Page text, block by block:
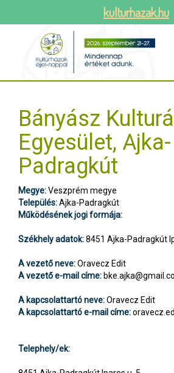
Bányász
Egyesület, Ajka-
Padragkút
Megye:Veszprém megye
Település:Ajka-Padragkút
Működésének jogi formája:
Székhely adatok:8451 Ajka-Padragkút
A vezető neve:Oravecz Edit
A vezető e-mail címe:
A kapcsolattartó neve:Oravecz Edit
A kapcsolattartó e-mail címe:
Telephely/ek:
kulturhazak.hu